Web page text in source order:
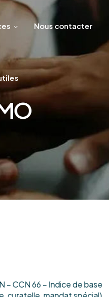
Nous contacter
– CCN 66 – Indice de base